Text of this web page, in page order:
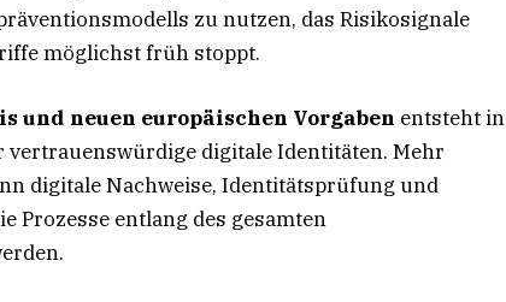
zu nutzen, das Risikosignale
möglichst früh stoppt.
und neuen europäischen Vorgaben entsteht in
vertrauenswürdige digitale Identitäten. Mehr
digitale Nachweise, Identitätsprüfung und
Prozesse entlang des gesamten